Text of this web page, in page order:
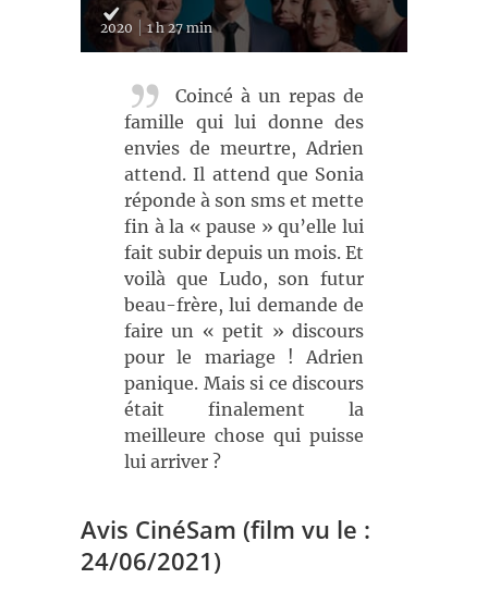
2020 1 h 27 min
Coincé à un repas de
famille qui lui donne des
envies de meurtre, Adrien
attend. Il attend que Sonia
réponde à son sms et mette
fin à la « pause » qu’elle lui
fait subir depuis un mois. Et
voilà que Ludo, son futur
beau-frère, lui demande de
faire un « petit » discours
pour le mariage ! Adrien
panique. Mais si ce discours
était finalement la
meilleure chose qui puisse
lui arriver ?
Avis CinéSam (film vu le :
24/06/2021)